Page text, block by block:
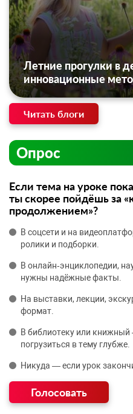
Летние прогулки в
инновационные
Читать блоги
Опрос
Если тема на уроке
ты скорее пойдёшь за
продолжением»?
В соцсети и на
ролики и подборки.
В онлайн‑энциклопедии,
нужны надёжные факты.
На выставки, лекции,
формат.
В библиотеку или
погрузиться в тему глубже.
Никуда — если урок